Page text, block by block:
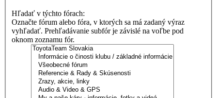
Hľadať v týchto fórach:
Označte fórum alebo fóra, v ktorých sa má zadaný výraz
vyhľadať. Prehľadávanie subfór je závislé na voľbe pod
oknom zoznamu fór.